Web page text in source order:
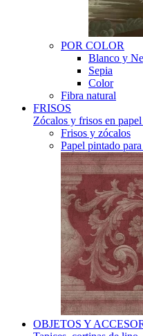
POR COLOR
Blanco y
Sepia
Color
Fibra natural
FRISOS
Zócalos y frisos en
Frisos y zócalos
Papel pintado
OBJETOS Y